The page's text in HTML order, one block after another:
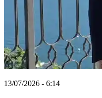
13/07/2026 - 6:14